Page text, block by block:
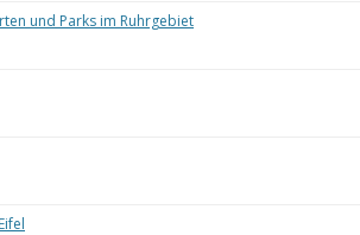
und Parks im Ruhrgebiet